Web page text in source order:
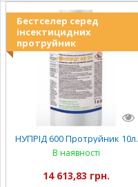
Бестселер серед
інсектицидних
протруйник
НУПРІД 600 Протруйник 10л.
В наявності
14 613,83 грн.